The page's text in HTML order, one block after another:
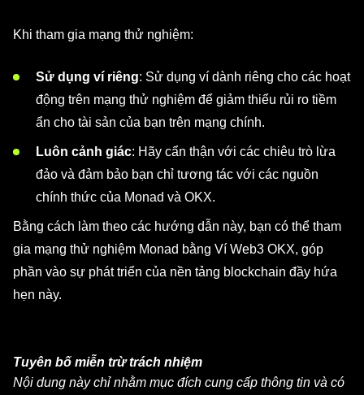
Khi tham gia mạng thử nghiệm:
Sử dụng ví riêng: Sử dụng ví dành riêng cho các hoạt
động trên mạng thử nghiệm để giảm thiểu rủi ro tiềm
ẩn cho tài sản của bạn trên mạng chính.
Luôn cảnh giác: Hãy cẩn thận với các chiêu trò lừa
đảo và đảm bảo bạn chỉ tương tác với các nguồn
chính thức của Monad và OKX.
Bằng cách làm theo các hướng dẫn này, bạn có thể tham
gia mạng thử nghiệm Monad bằng Ví Web3 OKX, góp
phần vào sự phát triển của nền tảng blockchain đầy hứa
hẹn này.
Tuyên bố miễn trừ trách nhiệm
Nội dung này chỉ nhằm mục đích cung cấp thông tin và có